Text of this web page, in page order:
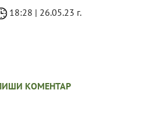
18:28 | 26.05.23 г.
КОМЕНТАР